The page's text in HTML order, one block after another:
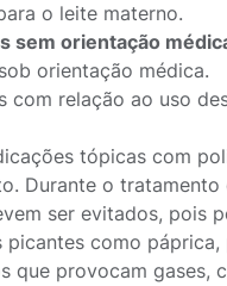
o leite materno.
sem orientação
orientação médica.
com relação ao uso
tópicas com
Durante o
ser evitados, pois
como páprica,
que provocam gases,